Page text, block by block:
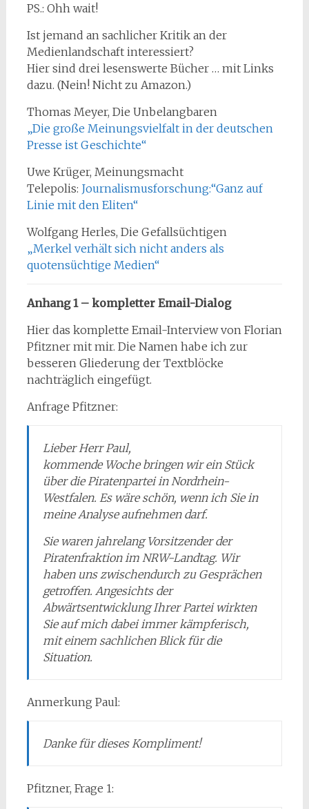
PS.: Ohh wait!
Ist jemand an sachlicher Kritik an der
Medienlandschaft interessiert?
Hier sind drei lesenswerte Bücher … mit Links
dazu. (Nein! Nicht zu Amazon.)
Thomas Meyer, Die Unbelangbaren
„Die große Meinungsvielfalt in der deutschen
Presse ist Geschichte“
Uwe Krüger, Meinungsmacht
Telepolis: Journalismusforschung:“Ganz auf
Linie mit den Eliten“
Wolfgang Herles, Die Gefallsüchtigen
„Merkel verhält sich nicht anders als
quotensüchtige Medien“
Anhang 1 – kompletter Email-Dialog
Hier das komplette Email-Interview von Florian
Pfitzner mit mir. Die Namen habe ich zur
besseren Gliederung der Textblöcke
nachträglich eingefügt.
Anfrage Pfitzner:
Lieber Herr Paul,
kommende Woche bringen wir ein Stück
über die Piratenpartei in Nordrhein-
Westfalen. Es wäre schön, wenn ich Sie in
meine Analyse aufnehmen darf.
Sie waren jahrelang Vorsitzender der
Piratenfraktion im NRW-Landtag. Wir
haben uns zwischendurch zu Gesprächen
getroffen. Angesichts der
Abwärtsentwicklung Ihrer Partei wirkten
Sie auf mich dabei immer kämpferisch,
mit einem sachlichen Blick für die
Situation.
Anmerkung Paul:
Danke für dieses Kompliment!
Pfitzner, Frage 1: